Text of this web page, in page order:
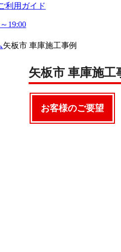
利用ガイド
19:00
矢板市 車庫施工事例
矢板市 車庫施工
お客様のご要望